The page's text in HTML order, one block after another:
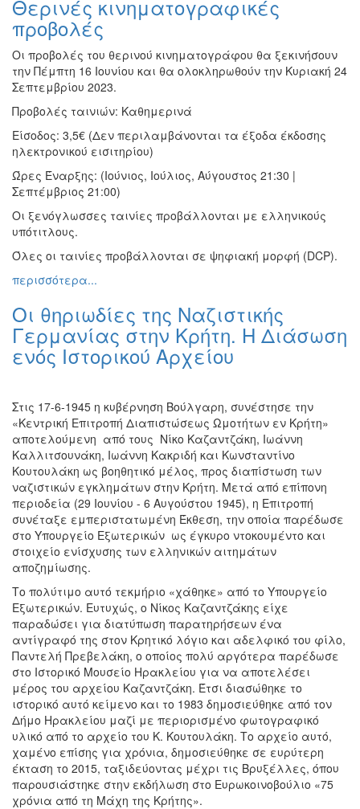
Ζωγραφική
Φωτογραφία
Τραγούδι
Μουσική
Κινηματογράφος
Χορός
Θέατρο
Παζάρι
Ειδών
Συνέδρια
-
Διημερίδες
Διαλέξεις-
Ομιλίες
Διάφορες
Εκδηλώσεις
για
Παιδιά
Άλλες
Εκδηλώσεις
ΤΟΠΟΣ
ΜΑΣ
ΔΗΜΟΣ
ΠΟΛΙΤΙΣΜΟΣ
ΑΝΘΕΚΤΙΚΗ
ΠΟΛΗ
Θερινές κινηματογραφικές
προβολές
Οι προβολές του θερινού κινηματογράφου θα ξεκινήσουν
την Πέμπτη 16 Ιουνίου και θα ολοκληρωθούν την Κυριακή 24
Σεπτεμβρίου 2023.
Προβολές ταινιών: Καθημερινά
Είσοδος: 3,5€ (Δεν περιλαμβάνονται τα έξοδα έκδοσης
ηλεκτρονικού εισιτηρίου)
Ώρες Έναρξης: (Ιούνιος, Ιούλιος, Αύγουστος 21:30 |
Σεπτέμβριος 21:00)
Οι ξενόγλωσσες ταινίες προβάλλονται με ελληνικούς
υπότιτλους.
Όλες οι ταινίες προβάλλονται σε ψηφιακή μορφή (DCP).
περισσότερα...
Οι θηριωδίες της Ναζιστικής
Γερμανίας στην Κρήτη. Η Διάσωση
ενός Ιστορικού Αρχείου
Στις 17-6-1945 η κυβέρνηση Βούλγαρη, συνέστησε την
«Κεντρική Επιτροπή Διαπιστώσεως Ωμοτήτων εν Κρήτη»
αποτελούμενη από τους Νίκο Καζαντζάκη, Ιωάννη
Καλλιτσουνάκη, Ιωάννη Κακριδή και Κωνσταντίνο
Κουτουλάκη ως βοηθητικό μέλος, προς διαπίστωση των
ναζιστικών εγκλημάτων στην Κρήτη. Μετά από επίπονη
περιοδεία (29 Ιουνίου - 6 Αυγούστου 1945), η Επιτροπή
συνέταξε εμπεριστατωμένη Έκθεση, την οποία παρέδωσε
στο Υπουργείο Εξωτερικών ως έγκυρο ντοκουμέντο και
στοιχείο ενίσχυσης των ελληνικών αιτημάτων
αποζημίωσης.
Το πολύτιμο αυτό τεκμήριο «χάθηκε» από το Υπουργείο
Εξωτερικών. Ευτυχώς, ο Νίκος Καζαντζάκης είχε
παραδώσει για διατύπωση παρατηρήσεων ένα
αντίγραφό της στον Κρητικό λόγιο και αδελφικό του φίλο,
Παντελή Πρεβελάκη, ο οποίος πολύ αργότερα παρέδωσε
στο Ιστορικό Μουσείο Ηρακλείου για να αποτελέσει
μέρος του αρχείου Καζαντζάκη. Έτσι διασώθηκε το
ιστορικό αυτό κείμενο και το 1983 δημοσιεύθηκε από τον
Δήμο Ηρακλείου μαζί με περιορισμένο φωτογραφικό
υλικό από το αρχείο του Κ. Κουτουλάκη. Το αρχείο αυτό,
χαμένο επίσης για χρόνια, δημοσιεύθηκε σε ευρύτερη
έκταση το 2015, ταξιδεύοντας μέχρι τις Βρυξέλλες, όπου
παρουσιάστηκε στην εκδήλωση στο Ευρωκοινοβούλιο «75
χρόνια από τη Μάχη της Κρήτης».